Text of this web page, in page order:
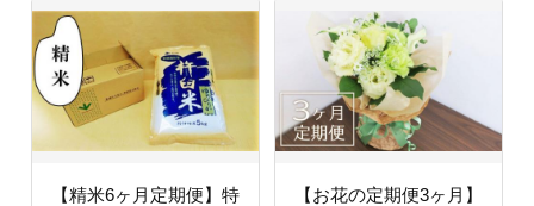
【精米6ヶ月定期便】特
【お花の定期便3ヶ月】